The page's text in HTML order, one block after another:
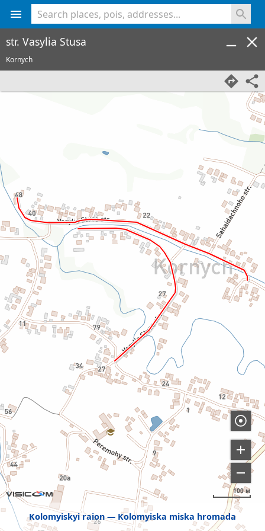
Kolomyiskyi raion Kolomyiska miska hromada
100 м
str. Vasylia Stusa
Kornych
<% console.log(hcard) %>